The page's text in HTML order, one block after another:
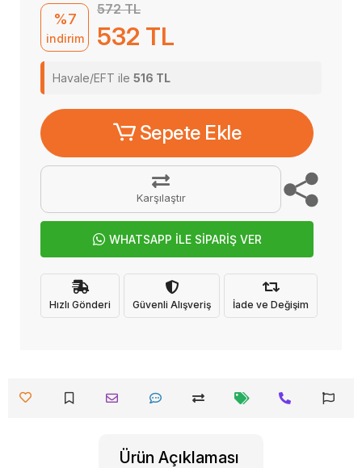
%7
indirim
572 TL
532 TL
Havale/EFT ile 516 TL
Sepete Ekle
Karşılaştır
WHATSAPP İLE SİPARİŞ VER
Hızlı Gönderi Güvenli Alışveriş İade ve Değişim
Ürün Açıklaması